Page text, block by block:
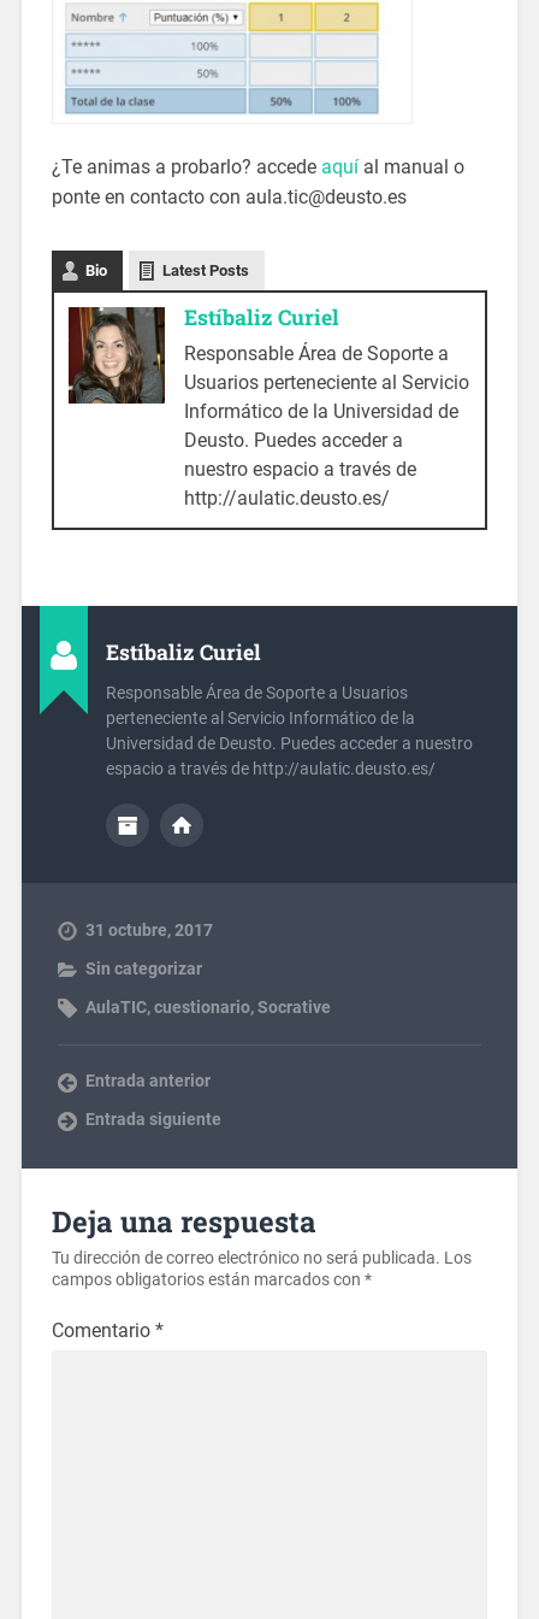
¿Te animas a probarlo? accede aquíal manual o
ponte en contacto con aula.tic@deusto.es
Bio Latest Posts
Estíbaliz Curiel
Responsable Área de Soporte a
Usuarios perteneciente al Servicio
Informático de la Universidad de
Deusto. Puedes acceder a
nuestro espacio a través de
http://aulatic.deusto.es/
Estíbaliz Curiel
Responsable Área de Soporte a Usuarios
perteneciente al Servicio Informático de la
Universidad de Deusto. Puedes acceder a nuestro
espacio a través de http://aulatic.deusto.es/
31 octubre, 2017
Sin categorizar
AulaTIC,cuestionario,Socrative
Entrada anterior
Entrada siguiente
Deja una respuesta
Tu dirección de correo electrónico no será publicada. Los
campos obligatorios están marcados con *
Comentario *